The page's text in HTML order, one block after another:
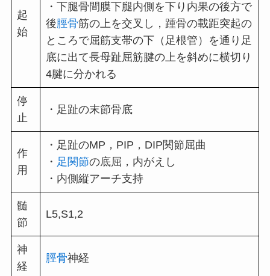
起
始
・下腿骨間膜下腿内側を下り内果の後方で
後脛骨筋の上を交叉し，踵骨の載距突起の
ところで屈筋支帯の下（足根管）を通り足
底に出て長母趾屈筋腱の上を斜めに横切り
4腱に分かれる
停
止
・足趾の末節骨底
作
用
・足趾のMP，PIP，DIP関節屈曲
・ 足関節の底屈，内がえし
・内側縦アーチ支持
髄
節
L5,S1,2
神
経
脛骨神経